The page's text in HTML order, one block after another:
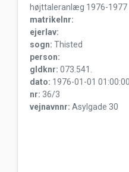
højttaleranlæg 1976-1977
matrikelnr:
ejerlav:
sogn: Thisted
person:
gldknr: 073.541.
dato: 1976-01-01
nr: 36/3
vejnavnnr: Asylgade 30